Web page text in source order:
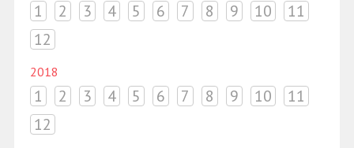
1 2 3 4 5 6 7 8 9 10
11
12
2018
1 2 3 4 5 6 7 8 9 10
11
12